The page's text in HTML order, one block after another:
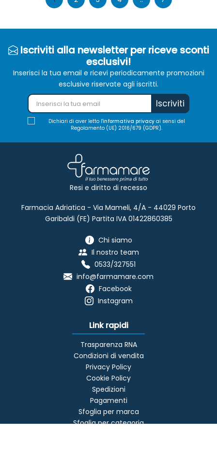
Iscriviti alla newsletter per riceve sconti
esclusivi!
Inserisci la tua email e ricevi periodicamente promozioni
esclusive riservate agli iscritti.
Iscriviti
Dichiari di aver letto l'informativa privacyai sensi del
Regolamento (UE) 2016/679 (GDPR).
Resi e diritto di recesso
Farmacia Adriatica - Via Mameli, 4/A - 44029 Porto
Garibaldi (FE) Partita IVA 01422860385
Chi siamo
Il nostro team
0533/327551
info@farmamare.com
Facebook
Instagram
Link rapidi
Trasparenza RNA
Condizioni di vendita
Privacy Policy
Cookie Policy
Spedizioni
Pagamenti
Sfoglia per marca
Sfoglia per categoria